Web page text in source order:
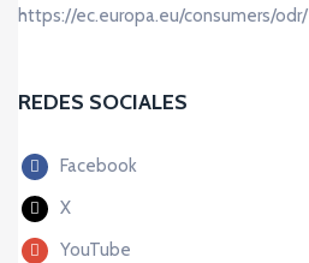
https://ec.europa.eu/consumers/odr/
REDES SOCIALES
Facebook
X
YouTube